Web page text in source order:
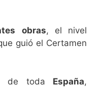
obras, el nivel
guió el Certamen
de toda España,